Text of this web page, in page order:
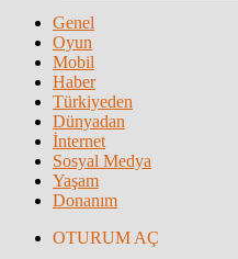
Genel
Oyun
Mobil
Haber
Türkiyeden
Dünyadan
İnternet
Sosyal Medya
Yaşam
Donanım
OTURUM AÇ